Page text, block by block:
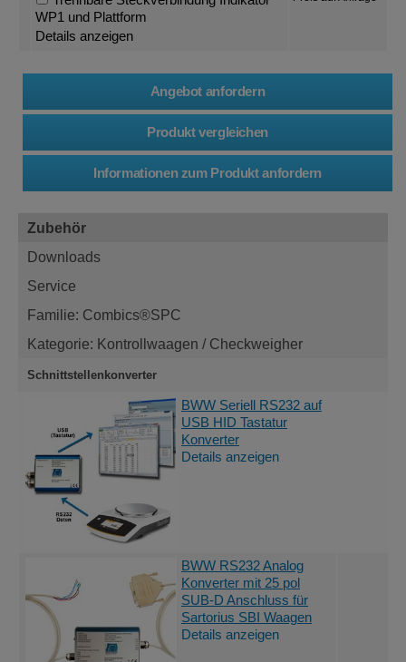
WP1 und Plattform
Details anzeigen
Zubehör
Downloads
Service
Familie: Combics®SPC
Kategorie: Kontrollwaagen / Checkweigher
Schnittstellenkonverter
BWW Seriell RS232 auf
USB HID Tastatur
Konverter
Details anzeigen
BWW RS232 Analog
Konverter mit 25 pol
SUB-D Anschluss für
Sartorius SBI Waagen
Details anzeigen